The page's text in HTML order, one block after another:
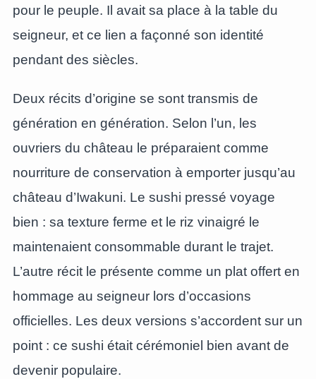
pour le peuple. Il avait sa place à la table du
seigneur, et ce lien a façonné son identité
pendant des siècles.
Deux récits d’origine se sont transmis de
génération en génération. Selon l’un, les
ouvriers du château le préparaient comme
nourriture de conservation à emporter jusqu’au
château d’Iwakuni. Le sushi pressé voyage
bien : sa texture ferme et le riz vinaigré le
maintenaient consommable durant le trajet.
L’autre récit le présente comme un plat offert en
hommage au seigneur lors d’occasions
officielles. Les deux versions s’accordent sur un
point : ce sushi était cérémoniel bien avant de
devenir populaire.